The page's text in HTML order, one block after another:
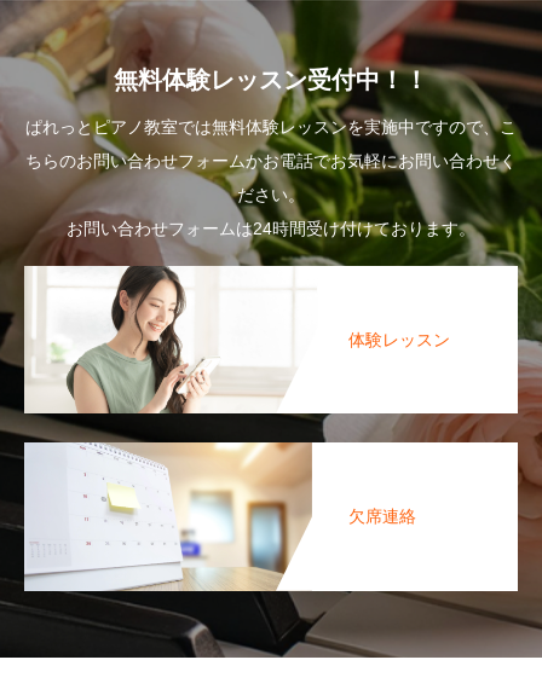
無料体験レッスン受付中！！
ぱれっとピアノ教室では無料体験レッスンを実施中ですので、こ
ちらのお問い合わせフォームかお電話でお気軽にお問い合わせく
ださい。
お問い合わせフォームは24時間受け付けております。
体験レッスン
欠席連絡